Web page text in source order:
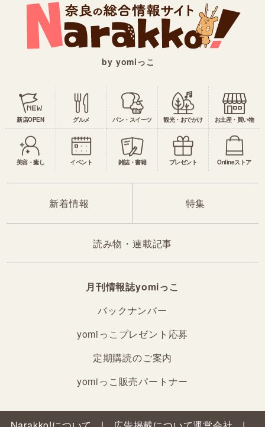
by yomiっこ
新店OPEN グルメ パン・スイーツ 観光・おでかけ お土産・買い物
美容・癒し イベント 雑誌・書籍 プレゼント Onlineストア
新着情報 特集
読み物・連載記事
月刊情報誌yomiっこ
バックナンバー
yomiっこプレゼント応募
定期購読のご案内
yomiっこ販売パートナー